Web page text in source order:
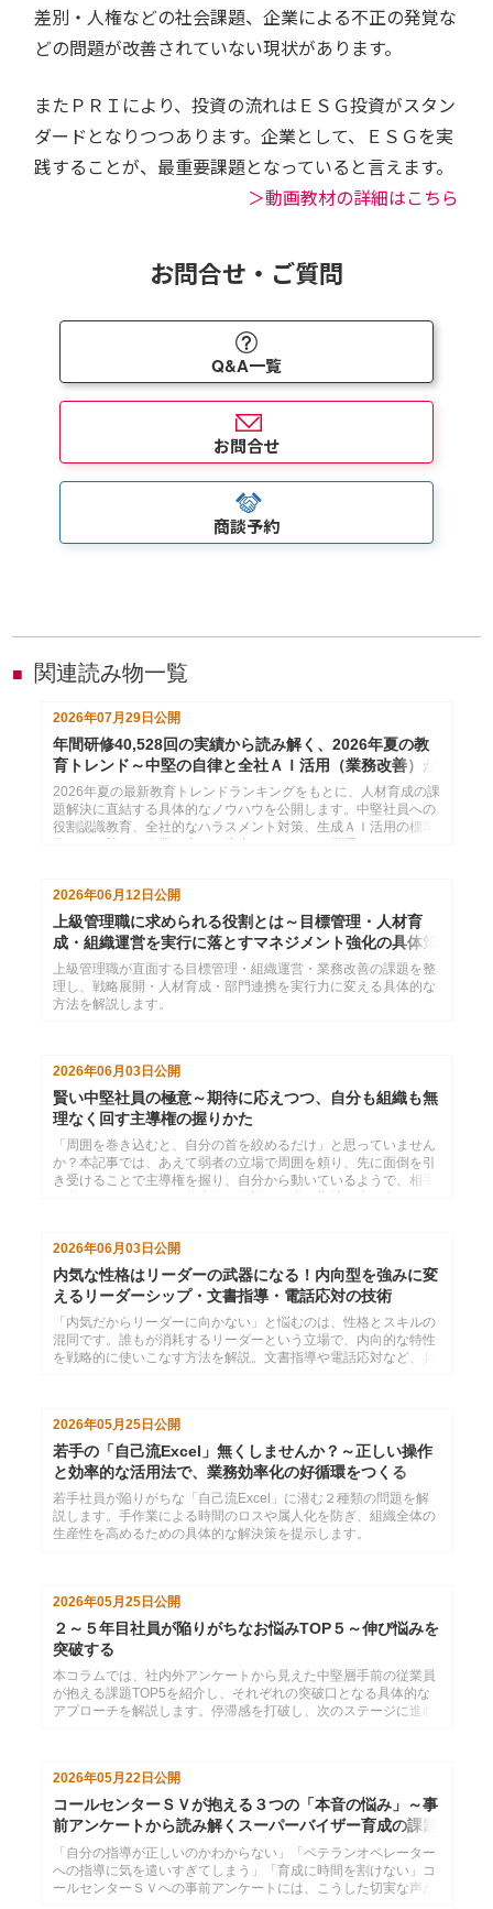
差別・人権などの社会課題、企業による不正の発覚な
どの問題が改善されていない現状があります。
またＰＲＩにより、投資の流れはＥＳＧ投資がスタン
ダードとなりつつあります。企業として、ＥＳＧを実
践することが、最重要課題となっていると言えます。
＞動画教材の詳細はこちら
お問合せ・ご質問
Q&A一覧
お問合せ
商談予約
■ 関連読み物一覧
2026年07月29日 公開
年間研修40,528回の実績から読み解く、2026年夏の教
育トレンド～中堅の自律と全社ＡＩ活用（業務改善）が
分かれ道
2026年夏の最新教育トレンドランキングをもとに、人材育成の課
題解決に直結する具体的なノウハウを公開します。中堅社員への
役割認識教育、全社的なハラスメント対策、生成ＡＩ活用の標準
2026年06月12日公開
上級管理職に求められる役割とは～目標管理・人材育
成・組織運営を実行に落とすマネジメント強化の具体策
上級管理職が直面する目標管理・組織運営・業務改善の課題を整
理し、戦略展開・人材育成・部門連携を実行力に変える具体的な
方法を解説します。
2026年06月03日 公開
賢い中堅社員の極意～期待に応えつつ、自分も組織も無
理なく回す主導権の握りかた
「周囲を巻き込むと、自分の首を絞めるだけ」と思っていません
か？本記事では、あえて弱者の立場で周囲を頼り、先に面倒を引
き受けることで主導権を握り、自分から動いているようで、相手
2026年06月03日公開
内気な性格はリーダーの武器になる！内向型を強みに変
えるリーダーシップ・文書指導・電話応対の技術
「内気だからリーダーに向かない」と悩むのは、性格とスキルの
混同です。誰もが消耗するリーダーという立場で、内向的な特性
を戦略的に使いこなす方法を解説。文書指導や電話応対など、具
2026年05月25日 公開
若手の「自己流Excel」無くしませんか？～正しい操作
と効率的な活用法で、業務効率化の好循環をつくる
若手社員が陥りがちな「自己流Excel」に潜む２種類の問題を解
説します。手作業による時間のロスや属人化を防ぎ、組織全体の
生産性を高めるための具体的な解決策を提示します。
2026年05月25日公開
２～５年目社員が陥りがちなお悩みTOP５～伸び悩みを
突破する
本コラムでは、社内外アンケートから見えた中堅層手前の従業員
が抱える課題TOP5を紹介し、それぞれの突破口となる具体的な
アプローチを解説します。停滞感を打破し、次のステージに進む
2026年05月22日 公開
コールセンターＳＶが抱える３つの「本音の悩み」～事
前アンケートから読み解くスーパーバイザー育成の課題
と解決策
「自分の指導が正しいのかわからない」「ベテランオペレーター
への指導に気を遣いすぎてしまう」「育成に時間を割けない」コ
ールセンターＳＶへの事前アンケートには、こうした切実な声が